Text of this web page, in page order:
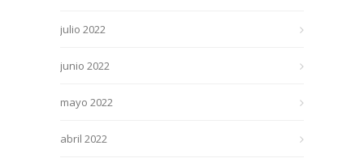
julio 2022
junio 2022
mayo 2022
abril 2022